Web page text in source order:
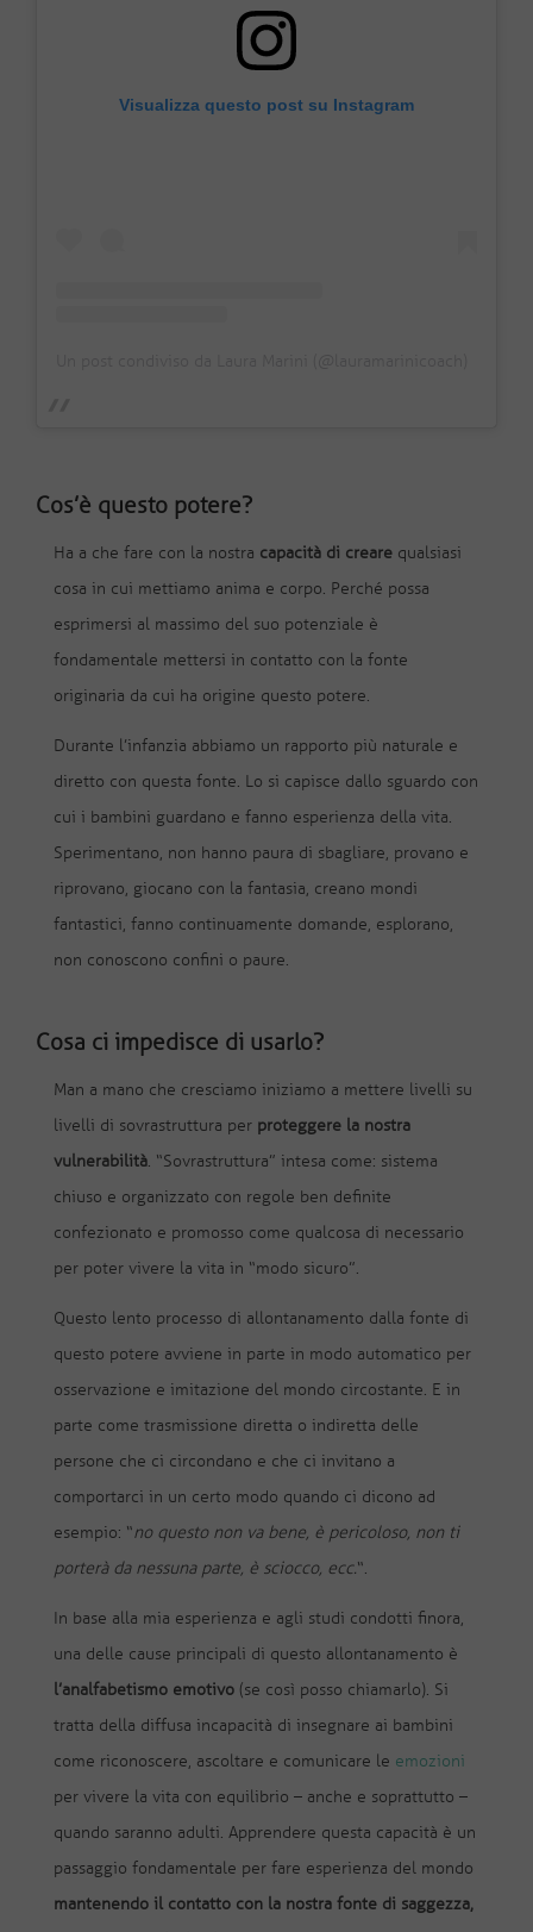
Visualizza questo post su Instagram
Cos’è questo potere?
Ha a che fare con la nostra capacità di creare qualsiasi
cosa in cui mettiamo anima e corpo. Perché possa
esprimersi al massimo del suo potenziale è
fondamentale mettersi in contatto con la fonte
originaria da cui ha origine questo potere.
Durante l’infanzia abbiamo un rapporto più naturale e
diretto con questa fonte. Lo si capisce dallo sguardo con
cui i bambini guardano e fanno esperienza della vita.
Sperimentano, non hanno paura di sbagliare, provano e
riprovano, giocano con la fantasia, creano mondi
fantastici, fanno continuamente domande, esplorano,
non conoscono confini o paure.
Cosa ci impedisce di usarlo?
Man a mano che cresciamo iniziamo a mettere livelli su
livelli di sovrastruttura per proteggere la nostra
vulnerabilità. “Sovrastruttura” intesa come: sistema
chiuso e organizzato con regole ben definite
confezionato e promosso come qualcosa di necessario
per poter vivere la vita in “modo sicuro”.
Questo lento processo di allontanamento dalla fonte di
questo potere avviene in parte in modo automatico per
osservazione e imitazione del mondo circostante. E in
parte come trasmissione diretta o indiretta delle
persone che ci circondano e che ci invitano a
comportarci in un certo modo quando ci dicono ad
esempio: “no questo non va bene, è pericoloso, non ti
porterà da nessuna parte, è sciocco, ecc.“.
In base alla mia esperienza e agli studi condotti finora,
una delle cause principali di questo allontanamento è
l’analfabetismo emotivo (se così posso chiamarlo). Si
tratta della diffusa incapacità di insegnare ai bambini
come riconoscere, ascoltare e comunicare le emozioni
per vivere la vita con equilibrio – anche e soprattutto –
quando saranno adulti. Apprendere questa capacità è un
passaggio fondamentale per fare esperienza del mondo
mantenendo il contatto con la nostra fonte di saggezza,